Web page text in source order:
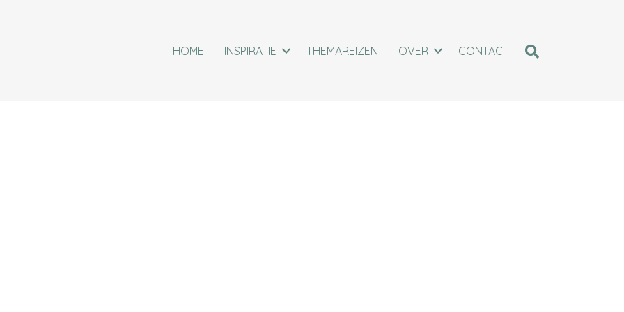
HOME INSPIRATIE THEMAREIZEN OVER CONTACT